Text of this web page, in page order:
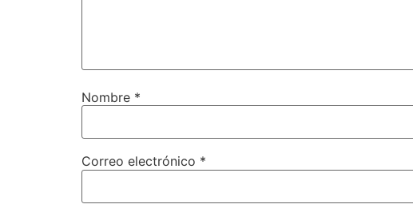
Nombre *
Correo electrónico *